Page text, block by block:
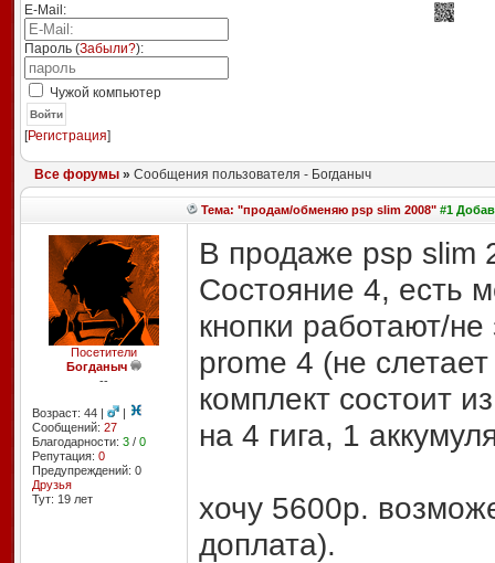
E-Mail:
Пароль (Забыли?):
Чужой компьютер
Войти
[Регистрация]
Все форумы» Сообщения пользователя - Богданыч
Тема: "продам/обменяю psp slim 2008"#1
Посетители
Богданыч
--
Возраст: 44 |
|
Сообщений: 27
Благодарности: 3/ 0
Репутация: 0
Предупреждений: 0
Друзья
Тут: 19 лет
В продаже psp slim
Состояние 4, есть
кнопки работают/
prome 4 (не
комплект состоит
на 4 гига, 1
хочу 5600р.
доплата).